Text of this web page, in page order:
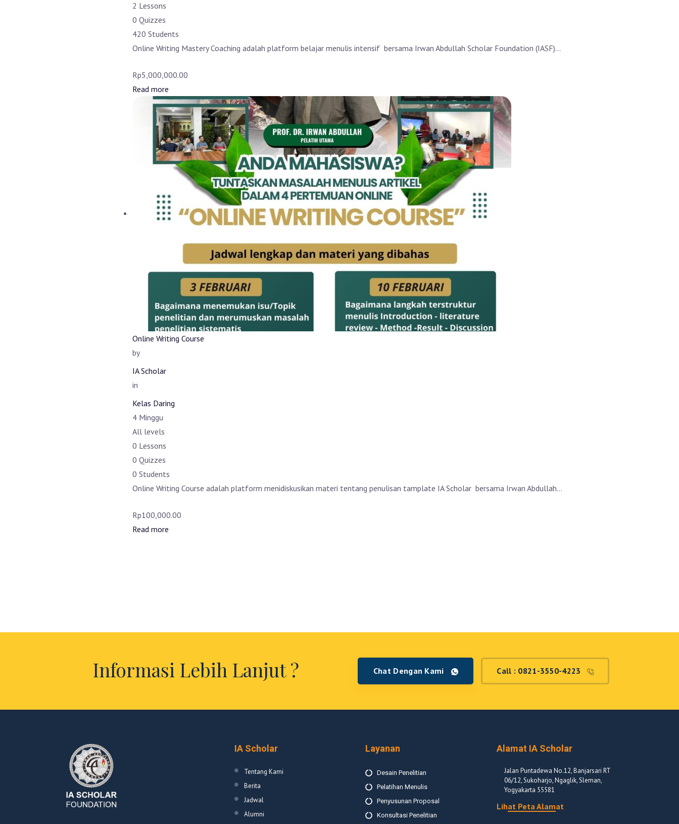
2 Lessons
0 Quizzes
420 Students
Online Writing Mastery Coaching adalah platform belajar menulis intensif bersama Irwan Abdullah Scholar Foundation (IASF)...
Rp5,000,000.00
Read more
Online Writing Course
by
IA Scholar
in
Kelas Daring
4 Minggu
All levels
0 Lessons
0 Quizzes
0 Students
Online Writing Course adalah platform menidiskusikan materi tentang penulisan tamplate IA Scholar bersama Irwan Abdullah...
Rp100,000.00
Read more
Informasi Lebih Lanjut ? Chat Dengan Kami Call : 0821-3550-4223
IA Scholar
Tentang Kami
Berita
Jadwal
Alumni
Layanan
Desain Penelitian
Pelatihan Menulis
Penyusunan Proposal
Konsultasi Penelitian
Alamat IA Scholar
Jalan Puntadewa No.12, Banjarsari RT
06/12, Sukoharjo, Ngaglik, Sleman,
Yogyakarta 55581
Lihat Peta Alamat